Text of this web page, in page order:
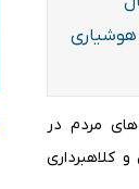
هوشیاری
مردم در
کلاهبرداری